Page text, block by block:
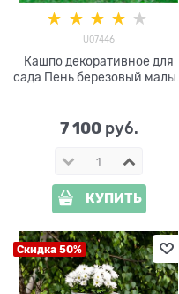
U07446
Кашпо декоративное для
сада Пень березовый малый
7 100 руб.
КУПИТЬ
Скидка 50%